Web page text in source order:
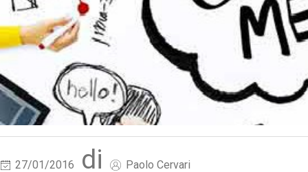
27/01/2016 di Paolo Cervari